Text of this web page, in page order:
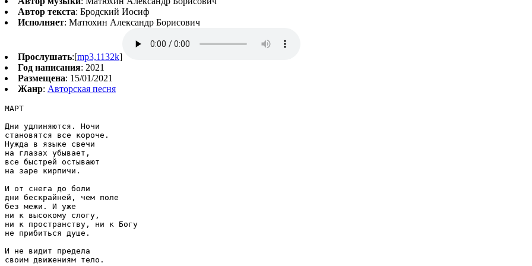
Автор текста: Бродский Иосиф
Исполняет: Матюхин Александр Борисович
Прослушать:[mp3,1132k]
Год написания: 2021
Размещена: 15/01/2021
Жанр: Авторская песня
МАРТ
Дни удлиняются. Ночи
становятся все короче.
Нужда в языке свечи
на глазах убывает,
все быстрей остывают
на заре кирпичи.
И от снега до боли
дни бескрайней, чем поле
без межи. И уже
ни к высокому слогу,
ни к пространству, ни к Богу
не прибиться душе.
И не видит предела
своим движениям тело.